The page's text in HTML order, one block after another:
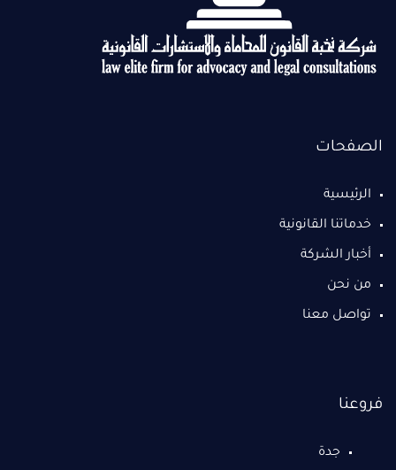
الصفحات
الرئيسية
خدماتنا القانونية
أخبار الشركة
من نحن
تواصل معنا
فروعنا
جدة